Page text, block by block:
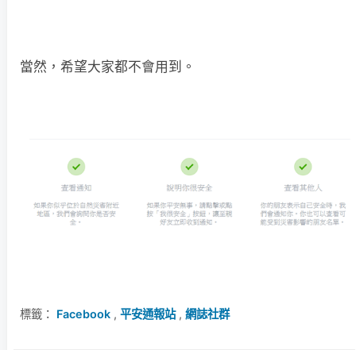
當然，希望大家都不會用到。
標籤： Facebook , 平安通報站, 網誌社群